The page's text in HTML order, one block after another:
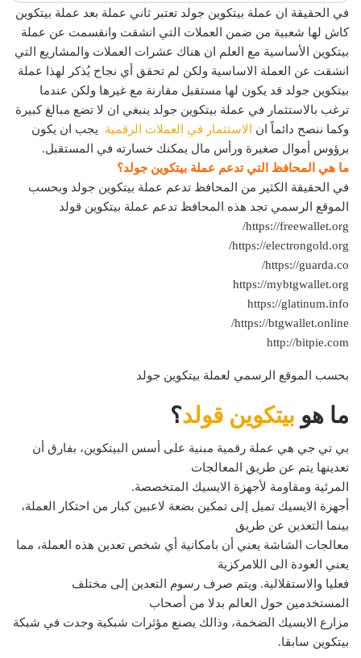
في الحقيقة ان عملة بيتكوين جولد تعتبر ثاني عملة بعد عملة بيتكوين
كاش لها شعبية من ضمن العملات التي انشقت وانقسمت عن عملة
بيتكوين الأساسية مع العلم ان هناك عشرات العملات والمشاريع التي
انشقت عن العملة الاساسية ولكن لم تحقق أي نجاح يُذكر لهذا عملة
بيتكوين جولد قد يكون لها مستقبل مقارنة مع غيرها ولكن عندما
ترغب بالاستثمار في عملة بيتكوين جولد ينبغي ان لا تضع مبالغ كبيرة
وكما ننصح دائماً ان
الاستثمار في العملات الرقمية
يجب ان يكون
برؤوس أموال صغيرة ورأس مال يمكنك خسارته في المستقبل.
ما هي المحافظ التي تدعم عملة بيتكوين جولد؟
في الحقيقة الكثير من المحافظ تدعم عملة بيتكوين جولد وبحسب
الموقع الرسمي تجد هذه المحافظ تدعم عملة بيتكوين قولد
https://freewallet.org/
https://electrongold.org/
https://guarda.co/
https://mybtgwallet.org
https://glatinum.info
https://btgwallet.online/
http://bitpie.com
بحسب الموقع الرسمي لعملة بيتكوين جولد
ما ھو بیتكوین قولد؟
بي تي جي ھي عملة رقمیة مبنیة على أسس البیتكوین، بفارق أن
تعدینھا یتم عن طریق المعالجات
المرئیة ومقاومة لأجھزة الایسیك المتخصصة.
أجھزة الایسیك تمیل إلى تمكین بضعة لاعبین كبار من احتكار العملة،
بینما التعدین عن طریق
معالجات الشاشة یعني أن بامكانیة أي شخص تعدین ھذه العملة، مما
یعني العودة الى اللامركزیة
فعلیا والاستقلالیة. ویتم صرف رسوم التعدین إلى مختلف
المستخدمین حول العالم بدلا من أصحاب
مزارع الایسیك الضخمة، وذالك یصنع مؤثرات شبكیة وجدت في شبكة
بیتكوین سابقا.